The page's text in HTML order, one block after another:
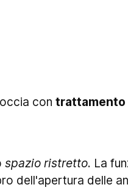
con trattamento
spazio ristretto. La
dell'apertura delle